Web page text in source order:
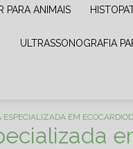
PARA ANIMAIS
ULTRASSONOGRAFIA
ESPECIALIZADA EM